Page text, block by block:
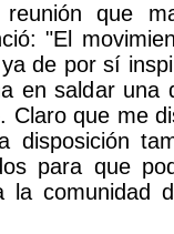
que
"El
de por sí
en saldar una
Claro que me
disposición
para que
la comunidad